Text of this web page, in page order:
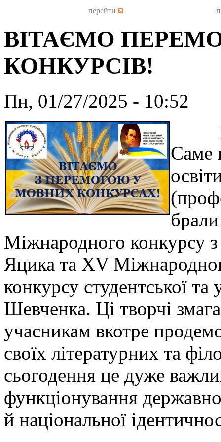
перейти
ВІТАЄМО
КОНКУРСІВ!
Пн, 01/27/2025 - 10:52
Саме
Міжнародного конкурсу з
Яцика та ХV
конкурсу студентської та
Шевченка. Ці творчі
учасникам вкотре
своїх літературних та
сьогодення це дуже
функціонування
й національної